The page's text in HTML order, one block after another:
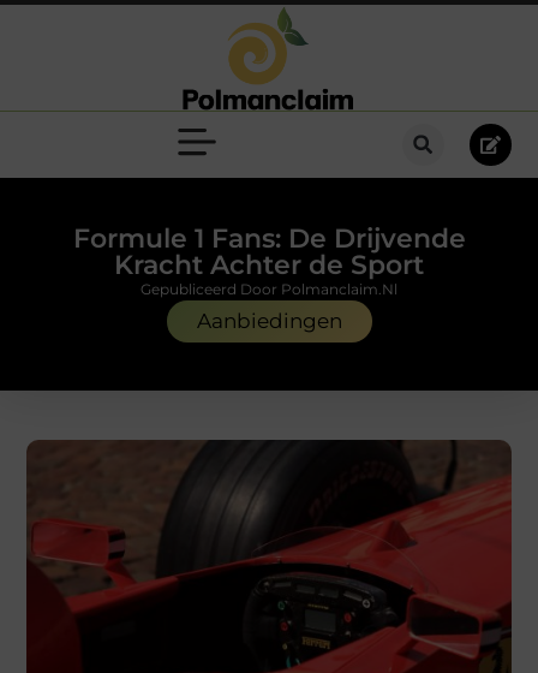
Formule 1 Fans: De Drijvende
Kracht Achter de Sport
Aanbiedingen
Gepubliceerd Door Polmanclaim.nl